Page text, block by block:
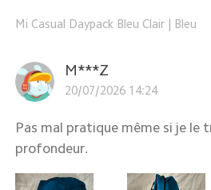
Mi Casual Daypack Bleu Clair| Bleu
M***Z
20/07/2026 14:24
Pas mal pratique même si je le
profondeur.